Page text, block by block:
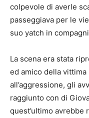
colpevole di averle
passeggiava per le
suo yatch in
La scena era stata
ed amico della
all’aggressione, gli
raggiunto con di
quest’ultimo avrebbe